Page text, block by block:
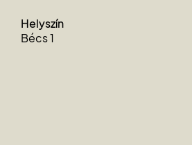
Helyszín
Bécs 1